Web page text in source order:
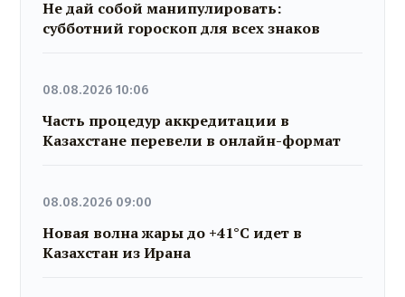
Не дай собой манипулировать:
субботний гороскоп для всех знаков
08.08.2026 10:06
Часть процедур аккредитации в
Казахстане перевели в онлайн-формат
08.08.2026 09:00
Новая волна жары до +41°C идет в
Казахстан из Ирана